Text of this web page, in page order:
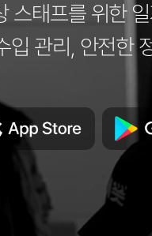
스태프를 위한
입 관리, 안전한